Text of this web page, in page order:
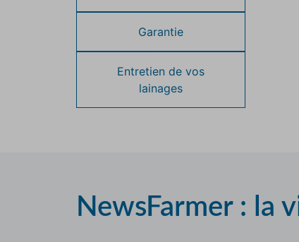
Garantie
Entretien de vos
lainages
NewsFarmer : la